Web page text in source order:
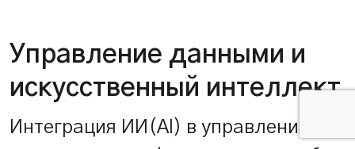
Управление данными и
искусственный интеллект
Интеграция ИИ(AI) в управление